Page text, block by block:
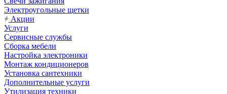
Электроугольные щетки
Акции
Услуги
Сервисные службы
Сборка мебели
Настройка электроники
Монтаж кондиционеров
Установка сантехники
Дополнительные услуги
Утилизация техники